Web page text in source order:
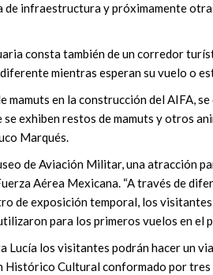
de infraestructura y próximamente
consta también de un corredor
mientras esperan su vuelo o
mamuts en la construcción del AIFA,
exhiben restos de mamuts y otros
Marqués.
de Aviación Militar, una atracción
Aérea Mexicana. “A través de
de exposición temporal, los
para los primeros vuelos en el
Lucía los visitantes podrán hacer un
Histórico Cultural conformado por